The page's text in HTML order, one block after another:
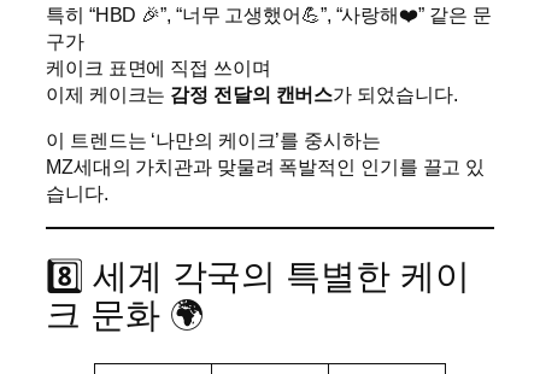
특히 “HBD 🎉”, “너무 고생했어💪”, “사랑해❤️” 같은 문
구가
케이크 표면에 직접 쓰이며
이제 케이크는 감정 전달의 캔버스가 되었습니다.
이 트렌드는 ‘나만의 케이크’를 중시하는
MZ세대의 가치관과 맞물려 폭발적인 인기를 끌고 있
습니다.
8️⃣ 세계 각국의 특별한 케이
크 문화 🌍